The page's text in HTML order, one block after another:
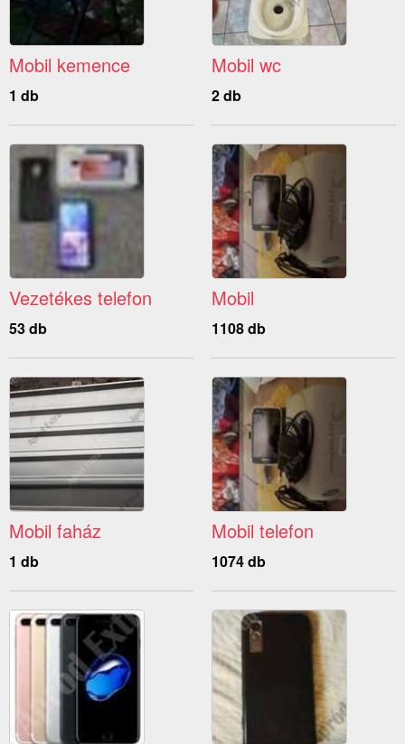
Mobil kemence
1 db
Mobil wc
2 db
Vezetékes telefon
53 db
Mobil
1108 db
Mobil faház
1 db
Mobil telefon
1074 db